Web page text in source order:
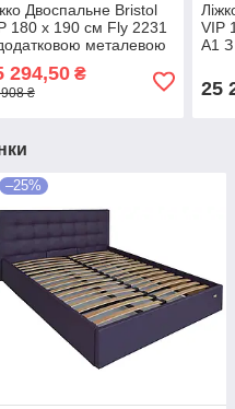
Двоспальне Bristol
180 х 190 см Fly 2231
металевою
рамою
коричневий
294,50₴
₴
VIP
A1
25
–25%